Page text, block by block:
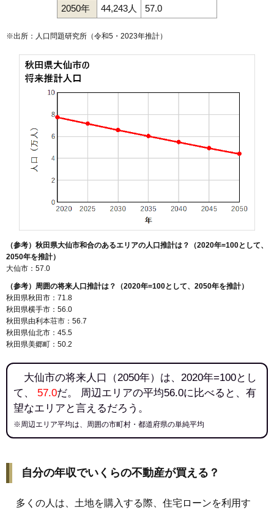
2050年
44,243人 57.0
※出所：人口問題研究所（令和5・2023年推計）
（参考）秋田県大仙市和合のあるエリアの人口推計は？（2020年=100として、
2050年を推計）
大仙市：57.0
（参考）周囲の将来人口推計は？（2020年=100として、2050年を推計）
秋田県秋田市：71.8
秋田県横手市：56.0
秋田県由利本荘市：56.7
秋田県仙北市：45.5
秋田県美郷町：50.2
大仙市の将来人口（2050年）は、2020年=100とし
て、 57.0だ。 周辺エリアの平均56.0に比べると、有
望なエリアと言えるだろう。
※周辺エリア平均は、周囲の市町村・都道府県の単純平均
自分の年収でいくらの不動産が買える？
多くの人は、土地を購入する際、住宅ローンを利用す